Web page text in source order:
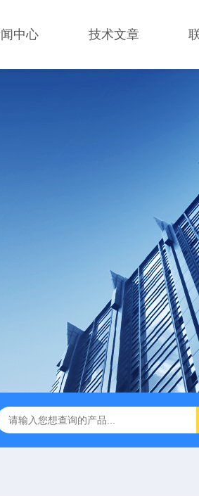
中心 技术文章
电解法次氯酸钠发生器 二氧化氯发